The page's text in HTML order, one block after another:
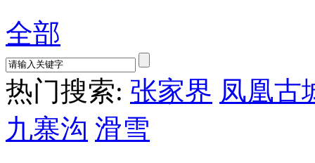
全部
热门搜索: 张家界 凤凰古
九寨沟 滑雪